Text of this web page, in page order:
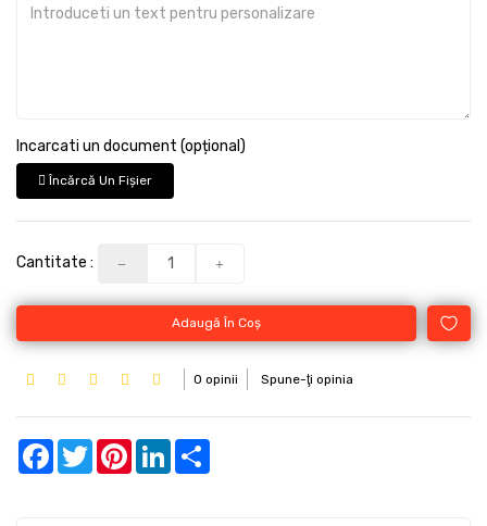
Incarcati un document (opțional)
Încărcă Un Fişier
Cantitate :
Adaugă În Coş
0 opinii Spune-ţi opinia
Facebook
TwitterPinterestLinkedIn